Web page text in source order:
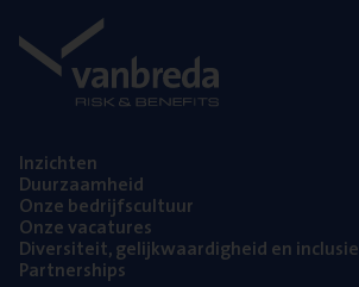
Inzich­ten
Duur­zaam­heid
Onze bedrijfs­cul­tuur
Onze vaca­tu­res
Diver­si­teit, gelijk­waar­dig­heid en inclusie
Part­ner­ships